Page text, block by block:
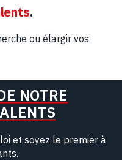
.
ou élargir vos
NOTRE
et soyez le premier à